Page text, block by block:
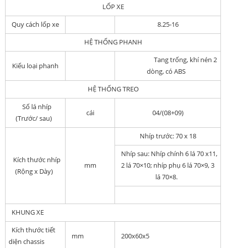
LỐP XE
Quy cách lốp xe
8.25-16
HỆ THỐNG PHANH
Kiểu loại phanh
Tang trống, khí nén 2
dòng, có ABS
HỆ THỐNG TREO
Số lá nhíp
(Trước/ sau)
cái 04/(08+09)
Kích thước nhíp
(Rộng x Dày)
mm
Nhíp trước:70 x 18
Nhíp sau: Nhíp chính 6 lá 70 x11,
2 lá 70×10; nhíp phụ 6 lá 70×9, 3
lá 70×8.
KHUNG XE
Kích thước tiết
diện chassis
mm 200x60x5